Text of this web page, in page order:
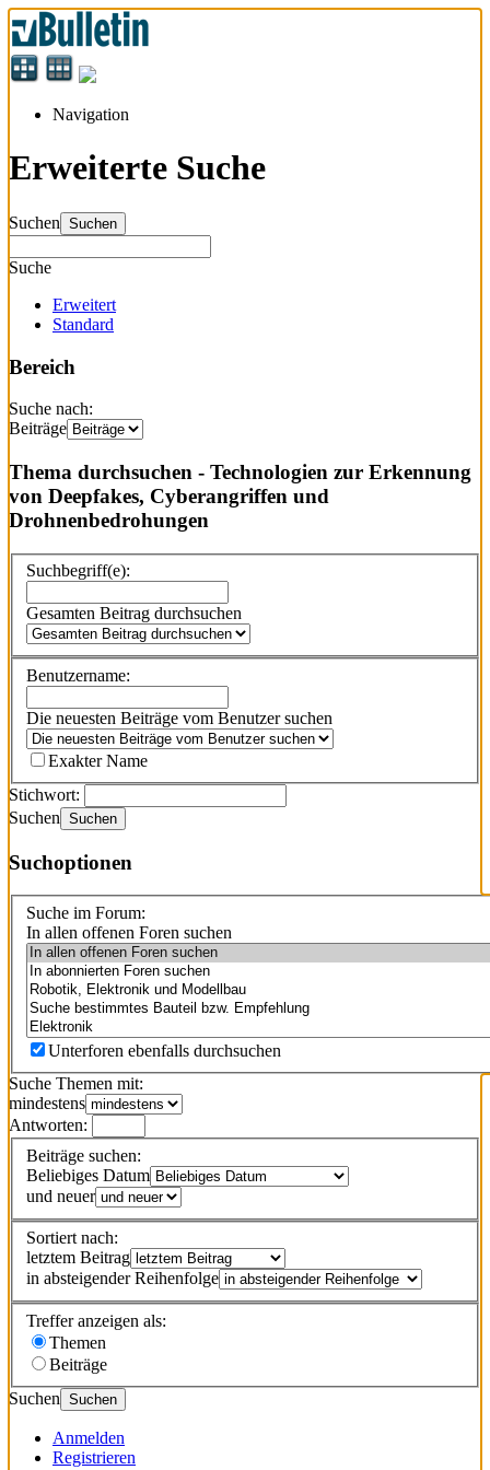
Navigation
Erweiterte Suche
Suchen Suchen
Suche
Erweitert
Standard
Bereich
Suche nach:
Beiträge
Thema durchsuchen - Technologien zur Erkennung
von Deepfakes, Cyberangriffen und
Drohnenbedrohungen
Suchbegriff(e):
Gesamten Beitrag durchsuchen
Benutzername:
Die neuesten Beiträge vom Benutzer suchen
Exakter Name
Stichwort:
Suchen Suchen
Suchoptionen
Suche im Forum:
In allen offenen Foren suchen
Unterforen ebenfalls durchsuchen
Suche Themen mit:
mindestens
Antworten:
Beiträge suchen:
Beliebiges Datum
und neuer
Sortiert nach:
letztem Beitrag
in absteigender Reihenfolge
Treffer anzeigen als:
Themen
Beiträge
Suchen Suchen
Anmelden
Registrieren